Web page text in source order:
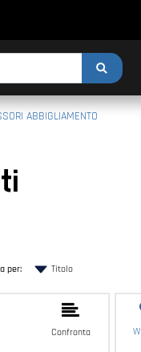
ABBIGLIAMENTO
per:
Confronta